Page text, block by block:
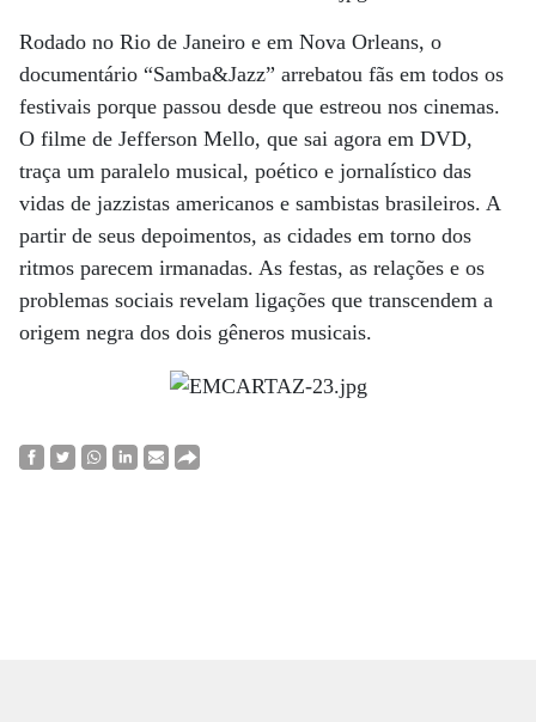
Rodado no Rio de Janeiro e em Nova Orleans, o
documentário “Samba&Jazz” arrebatou fãs em todos os
festivais porque passou desde que estreou nos cinemas.
O filme de Jefferson Mello, que sai agora em DVD,
traça um paralelo musical, poético e jornalístico das
vidas de jazzistas americanos e sambistas brasileiros. A
partir de seus depoimentos, as cidades em torno dos
ritmos parecem irmanadas. As festas, as relações e os
problemas sociais revelam ligações que transcendem a
origem negra dos dois gêneros musicais.